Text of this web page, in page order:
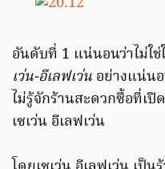
อันดับที่ 1 แน่นอนว่าไม่ใ
เว่น-อีเลฟเว่น อย่างแน่น
ไม่รู้จักร้านสะดวกซื้อที่เปิ
เซเว่น อีเลฟเว่น